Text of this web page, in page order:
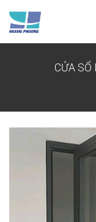
content
CỬA SỔ